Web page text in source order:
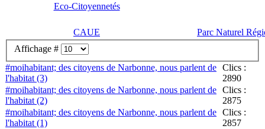
Eco-Citoyennetés
CAUE
Parc Naturel
Affichage #
#moihabitant; des citoyens de Narbonne, nous parlent de
l'habitat (3)
Clics :
2890
#moihabitant; des citoyens de Narbonne, nous parlent de
l'habitat (2)
Clics :
2875
#moihabitant; des citoyens de Narbonne, nous parlent de
l'habitat (1)
Clics :
2857